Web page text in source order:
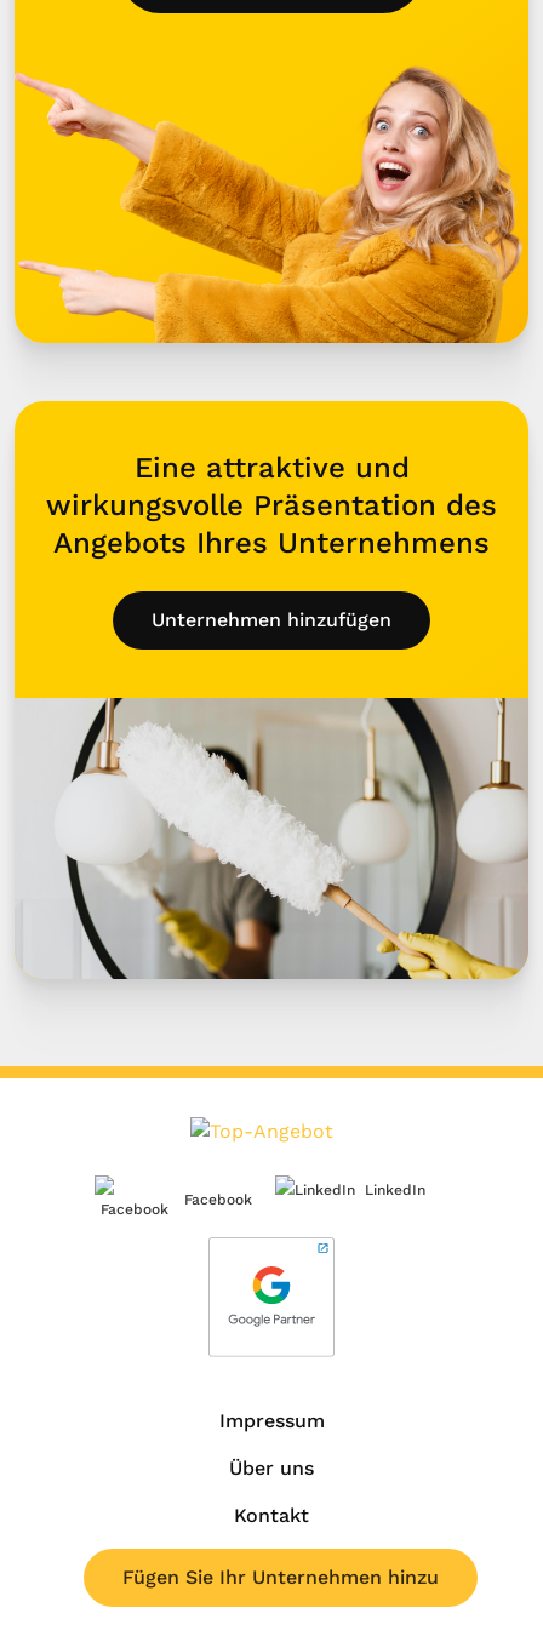
Eine attraktive und
wirkungsvolle Präsentation des
Angebots Ihres Unternehmens
Unternehmen hinzufügen
Facebook
LinkedIn
Impressum
Über uns
Kontakt
Fügen Sie Ihr Unternehmen hinzu